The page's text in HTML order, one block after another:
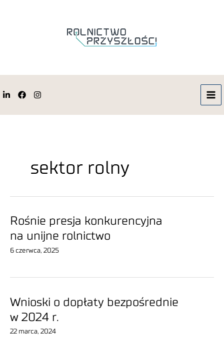
sektor rolny
Rośnie presja konkurencyjna
na unijne rolnictwo
6 czerwca, 2025
Wnioski o dopłaty bezpośrednie
w 2024 r.
22 marca, 2024